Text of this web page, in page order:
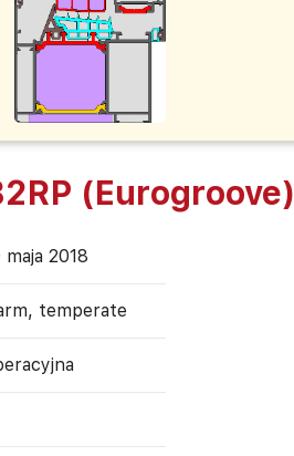
(Eurogroove)
maja 2018
temperate